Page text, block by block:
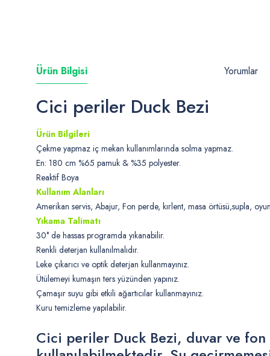
Ürün Bilgisi Yorumlar
Cici periler Duck Bezi
Ürün Bilgileri
Çekme yapmaz iç mekan kullanımlarında solma yapmaz.
En: 180 cm %65 pamuk & %35 polyester.
Reaktif Boya
Kullanım Alanları
Amerikan servis, Abajur, Fon perde, kırlent, masa örtüsü,supla,
Yıkama Talimatı
30° de hassas programda yıkanabilir.
Renkli deterjan kullanılmalıdır.
Leke çıkarıcı ve optik deterjan kullanmayınız.
Ütülemeyi kumaşın ters yüzünden yapınız.
Çamaşır suyu gibi etkili ağartıcılar kullanmayınız.
Kuru temizleme yapılabilir.
Cici periler Duck Bezi, duvar ve fon